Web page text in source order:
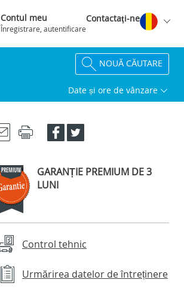
Contul meu
Înregistrare, autentificare
Contactaţi-ne
NOUĂ CĂUTARE
Date și ore de vânzare
GARANȚIE PREMIUM DE 3
LUNI
Control tehnic
Urmărirea datelor de întreținere